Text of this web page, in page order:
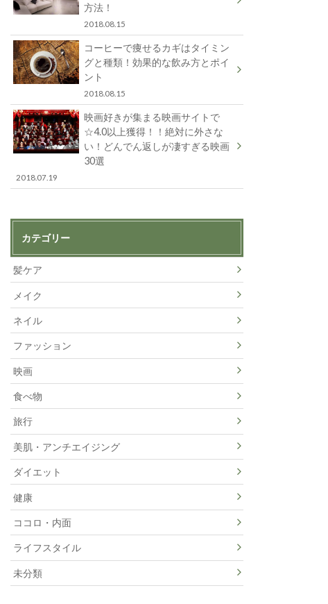
方法！
2018.08.15
コーヒーで痩せるカギはタイミン
グと種類！効果的な飲み方とポイ
ント
2018.08.15
映画好きが集まる映画サイトで
☆4.0以上獲得！！絶対に外さな
い！どんでん返しが凄すぎる映画
30選
2018.07.19
カテゴリー
髪ケア
メイク
ネイル
ファッション
映画
食べ物
旅行
美肌・アンチエイジング
ダイエット
健康
ココロ・内面
ライフスタイル
未分類